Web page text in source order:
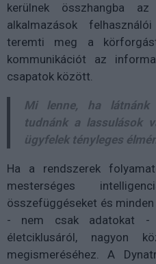
kerülnek összhangba
alkalmazások
teremti meg a
kommunikációt az
csapatok között.
Mi lenne, ha látnánk
tudnánk a lassulások
ügyfelek tényleges
Ha a rendszerek
mesterséges
összefüggéseket és
- nem csak adatokat -
életciklusáról, nagyon
megismeréséhez. A